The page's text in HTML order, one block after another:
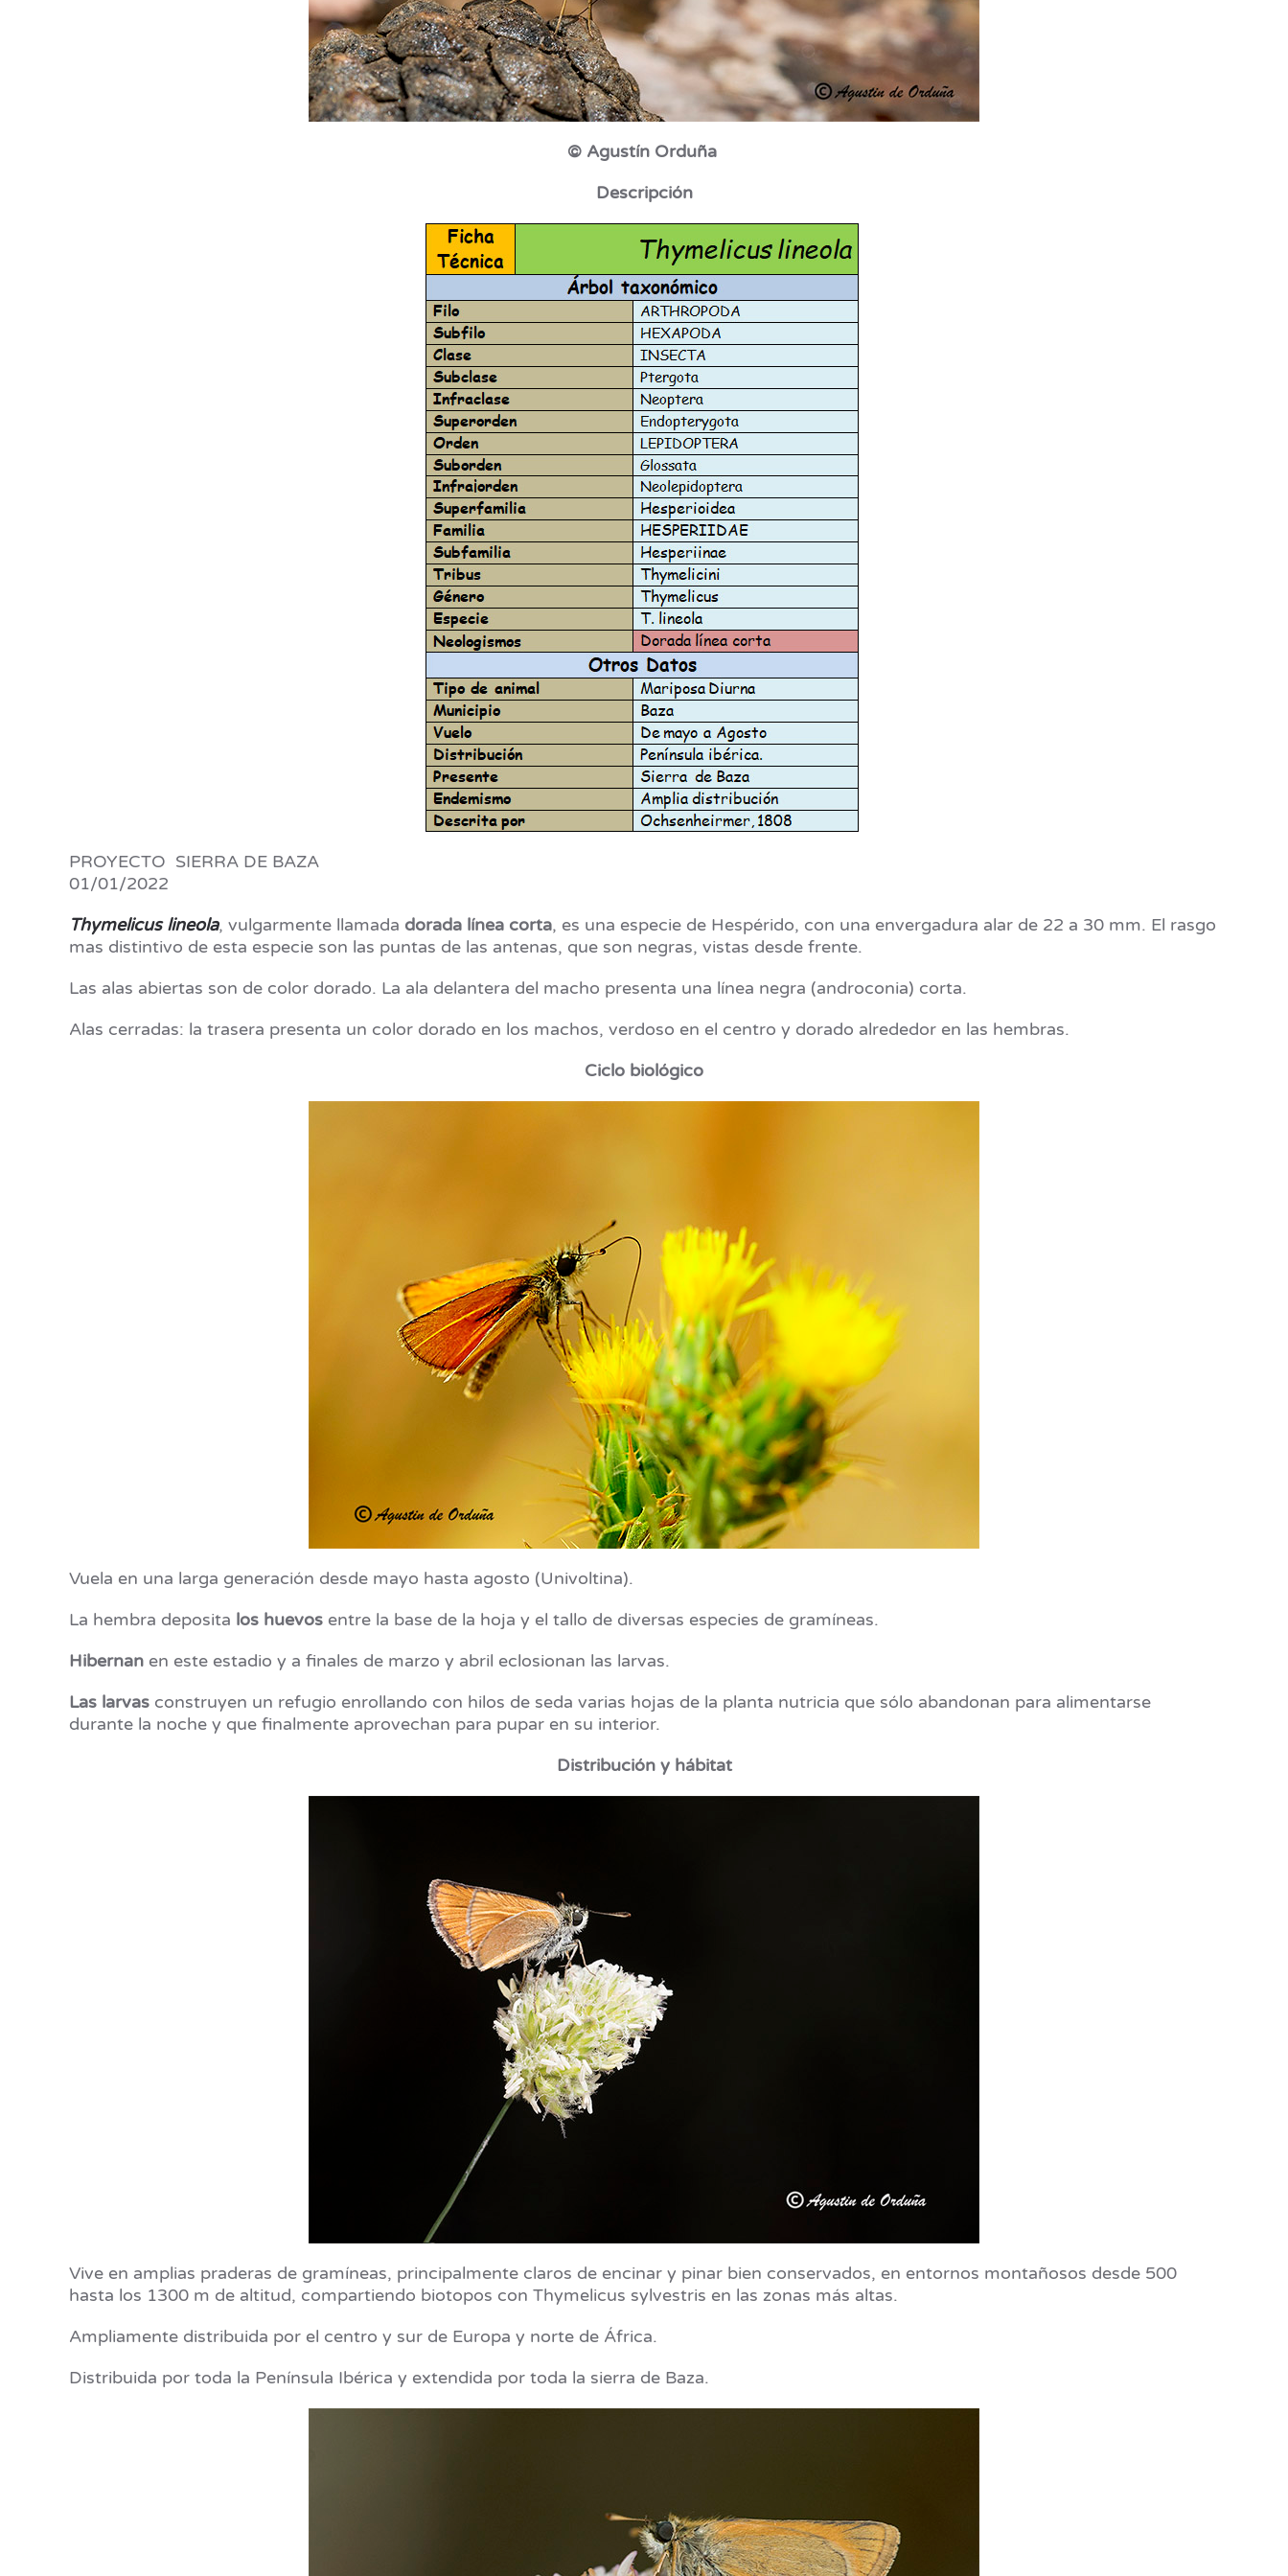
© Agustín Orduña
Descripción
PROYECTO SIERRA DE BAZA
01/01/2022
Thymelicus lineola, vulgarmente llamada dorada línea corta, es una especie de Hespérido, con una envergadura alar de 22 a 30 mm. El rasgo
mas distintivo de esta especie son las puntas de las antenas, que son negras, vistas desde frente.
Las alas abiertas son de color dorado. La ala delantera del macho presenta una línea negra (androconia) corta.
Alas cerradas: la trasera presenta un color dorado en los machos, verdoso en el centro y dorado alrededor en las hembras.
Ciclo biológico
Vuela en una larga generación desde mayo hasta agosto (Univoltina).
La hembra deposita los huevos entre la base de la hoja y el tallo de diversas especies de gramíneas.
Hibernan en este estadio y a finales de marzo y abril eclosionan las larvas.
Las larvas construyen un refugio enrollando con hilos de seda varias hojas de la planta nutricia que sólo abandonan para alimentarse
durante la noche y que finalmente aprovechan para pupar en su interior.
Distribución y hábitat
Vive en amplias praderas de gramíneas, principalmente claros de encinar y pinar bien conservados, en entornos montañosos desde 500
hasta los 1300 m de altitud, compartiendo biotopos con Thymelicus sylvestris en las zonas más altas.
Ampliamente distribuida por el centro y sur de Europa y norte de África.
Distribuida por toda la Península Ibérica y extendida por toda la sierra de Baza.